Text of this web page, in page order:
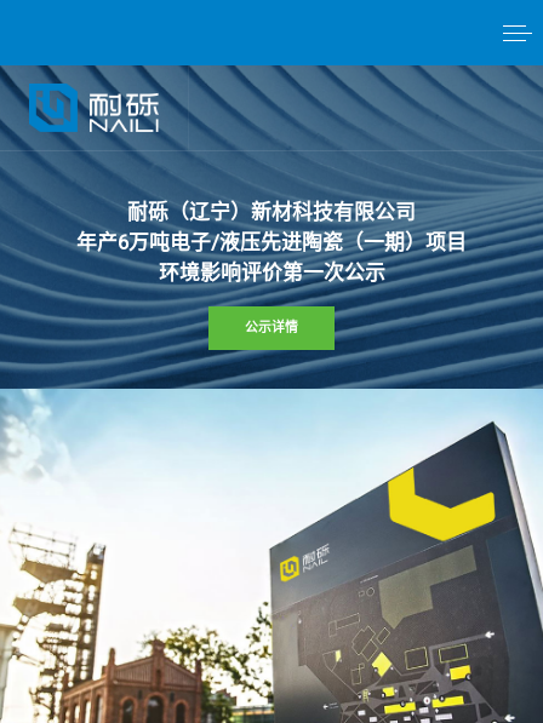
耐砾（辽宁）新材科技有限公司
年产6万吨电子/液压先进陶瓷（一期）项目
环境影响评价第一次公示
公示详情